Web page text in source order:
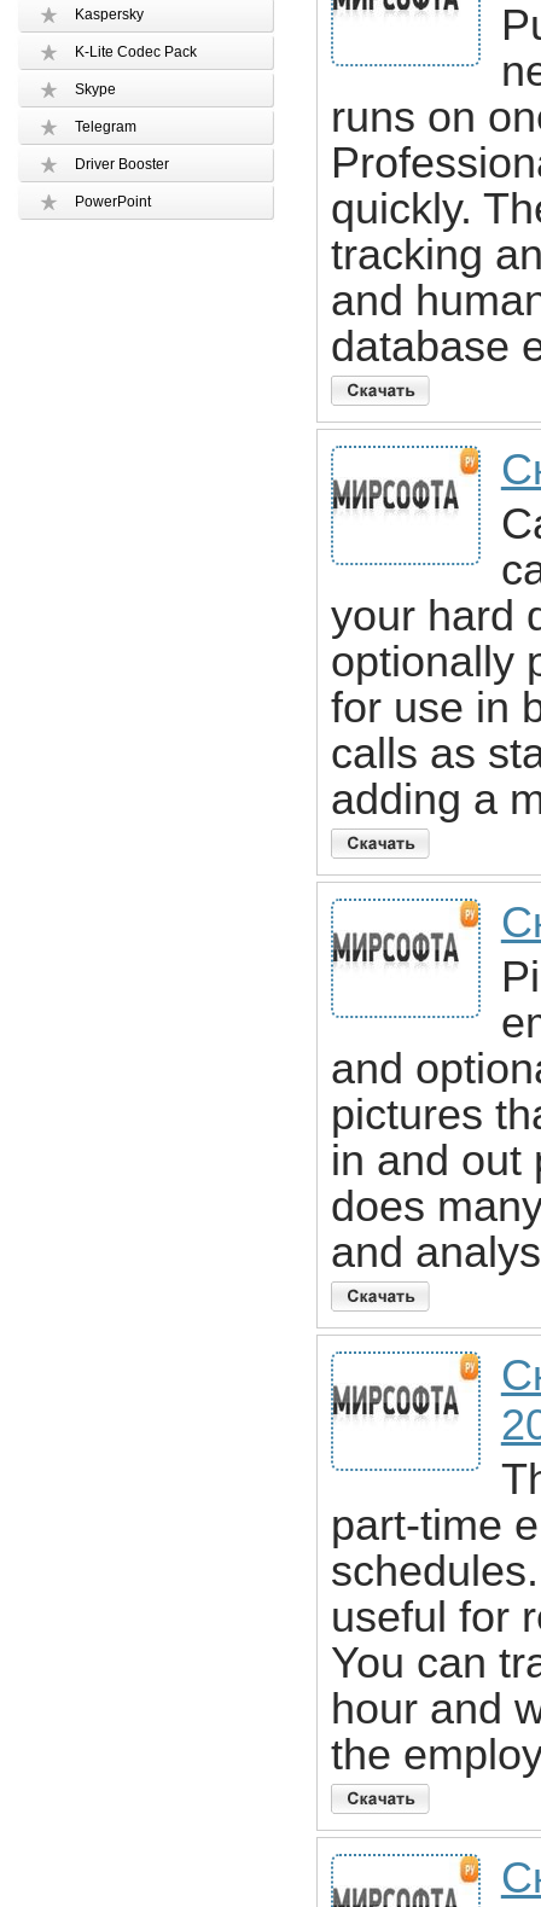
Kaspersky
K-Lite Codec Pack
Skype
Telegram
Driver Booster
PowerPoint
runs on
quickly.
tracking
and
database
your hard
optionally
for use in
calls as
adding a
and
pictures
in and out
does
and
part-time
useful for
You can
hour and
the